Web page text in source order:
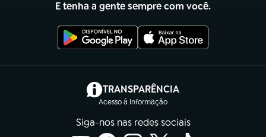
E tenha a gente sempre com você.
TRANSPARÊNCIA
Acesso à Informação
(abre em nova aba)
Siga-nos nas redes sociais